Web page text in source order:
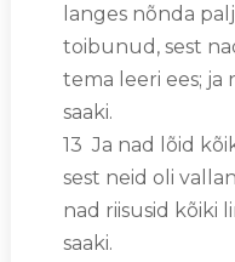
langes nõnda
toibunud, sest
tema leeri ees; ja
saaki.
13 Ja nad lõid
sest neid oli
nad riisusid kõiki
saaki.